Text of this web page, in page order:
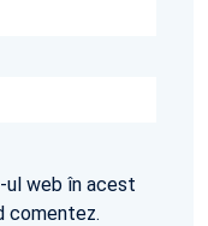
ul web în acest
comentez.